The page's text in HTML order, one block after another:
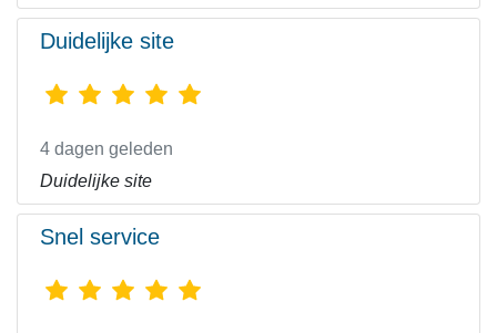
Duidelijke site
4 dagen geleden
Duidelijke site
Snel service